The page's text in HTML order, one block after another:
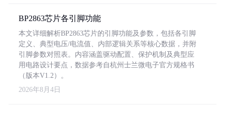
BP2863芯片各引脚功能
本文详细解析BP2863芯片的引脚功能及参数，包括各引脚
定义、典型电压/电流值、内部逻辑关系等核心数据，并附
引脚参数对照表。内容涵盖驱动配置、保护机制及典型应
用电路设计要点，数据参考自杭州士兰微电子官方规格书
（版本V1.2）。
2026年8月4日